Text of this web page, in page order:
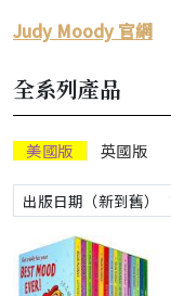
Judy Moody 官網
全系列產品
美國版 英國版